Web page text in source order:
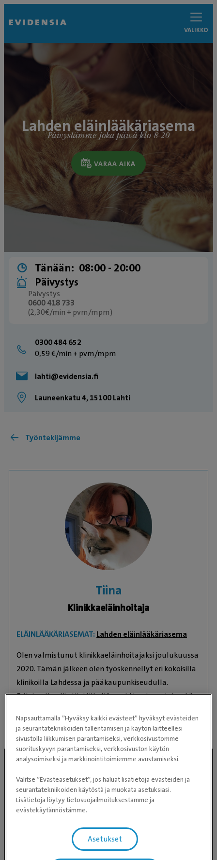
VALIKKO
Lahden eläinlääkäriasema
Päivystämme joka päivä klo 8-20
VARAA AIKA
Tänään: 08:00 ­- 20:00
Päivystys
Päivystys
0600 418 733
(2,30€/min + pvm/mpm)
0300 484 652
0,59 €/min + pvm/mpm
lahti@evidensia.fi
Launeenkatu 4, 15100 Lahti
Työntekijämme
Tiina
Klinikkaeläinhoitaja
ELÄINLÄÄKÄRIASEMAT: Lahden eläinlääkäriasema
Olen valmistunut klinikkaeläinhoitajaksi joulukuussa
2020. Tämän jälkeen olen työskennellyt eri kokoisilla
klinikoilla Lahdessa ja pääkaupunkiseudulla.
Erityisesti sydäntäni lähellä ovat kissojen asiat, sekä
Evidensia Eläinlääkäripalvelut
Takomotie 1-3, 4. krs 00380 Helsinki
Napsauttamalla ”Hyväksy kaikki evästeet” hyväksyt evästeiden
ja seurantatekniikoiden tallentamisen ja käytön laitteellesi
sivustolla liikkumisen parantamiseksi, verkkosivustomme
suorituskyvyn parantamiseksi, verkkosivuston käytön
analysoimiseksi ja markkinointitoimiemme avustamiseksi.
Valitse ”Evästeasetukset”, jos haluat lisätietoja evästeiden ja
seurantatekniikoiden käytöstä ja muokata asetuksiasi.
Lisätietoja löytyy tietosuojailmoituksestamme ja
evästekäytännöstämme.
Asetukset